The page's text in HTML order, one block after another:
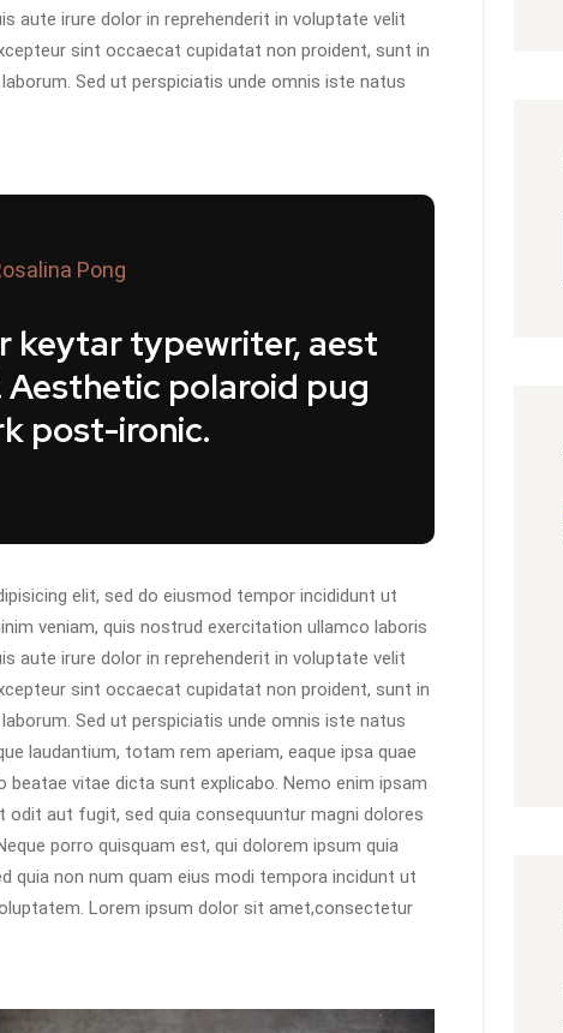
aute irure dolor in reprehenderit in voluptate velit
sint occaecat cupidatat non proident, sunt in
Sed ut perspiciatis unde omnis iste natus
Pong
keytar typewriter, aest
polaroid pug
post-ironic.
elit, sed do eiusmod tempor incididunt ut
veniam, quis nostrud exercitation ullamco laboris
aute irure dolor in reprehenderit in voluptate velit
sint occaecat cupidatat non proident, sunt in
Sed ut perspiciatis unde omnis iste natus
laudantium, totam rem aperiam, eaque ipsa quae
vitae dicta sunt explicabo. Nemo enim ipsam
aut fugit, sed quia consequuntur magni dolores
porro quisquam est, qui dolorem ipsum quia
quia non num quam eius modi tempora incidunt ut
Lorem ipsum dolor sit amet,consectetur